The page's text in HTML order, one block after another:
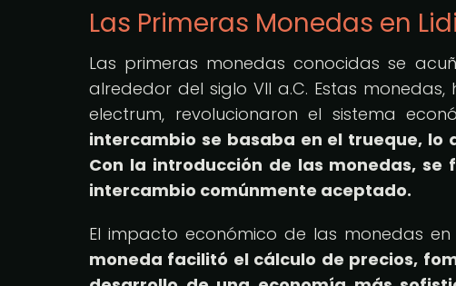
Las Primeras Monedas en
Las primeras monedas conocidas se
alrededor del siglo VII a.C. Estas
electrum, revolucionaron el sistema
intercambio se basaba en el trueque,
Con la introducción de las monedas,
intercambio comúnmente aceptado.
El impacto económico de las monedas en
moneda facilitó el cálculo de precios,